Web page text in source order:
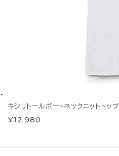
キシリトールボートネックニットトップ
¥12,980